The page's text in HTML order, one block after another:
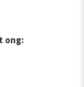
ong: